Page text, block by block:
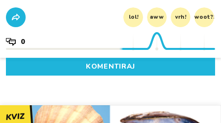
lol! aww vrh! woot?!
0
KOMENTIRAJ
KVIZ